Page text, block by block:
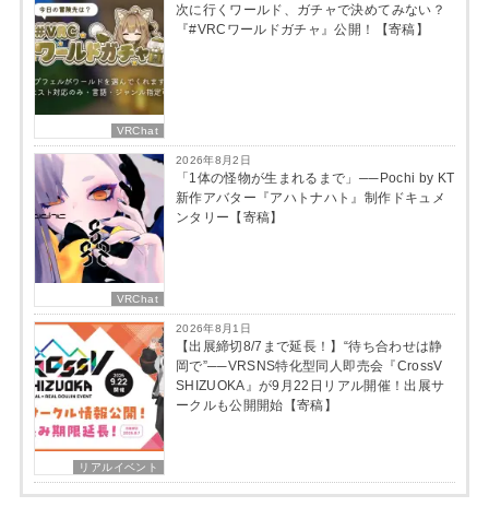
VRChat
次に行くワールド、ガチャで決めてみない？
『#VRCワールドガチャ』公開！【寄稿】
VRChat
2026年8月2日
「1体の怪物が生まれるまで」──Pochi by KT
新作アバター『アハトナハト』制作ドキュメ
ンタリー【寄稿】
リアルイベント
2026年8月1日
【出展締切8/7まで延長！】“待ち合わせは静
岡で”──VRSNS特化型同人即売会『CrossV
SHIZUOKA』が9月22日リアル開催！出展サ
ークルも公開開始【寄稿】